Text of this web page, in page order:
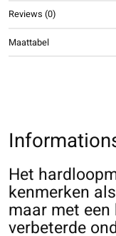
Reviews (0)
Maattabel
Het
kenmerken
maar met
verbeterde